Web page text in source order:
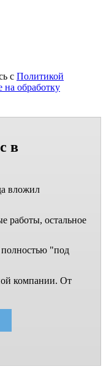
с Политикой
на обработку
в
вложил
работы, остальное
полностью "под
компании. От